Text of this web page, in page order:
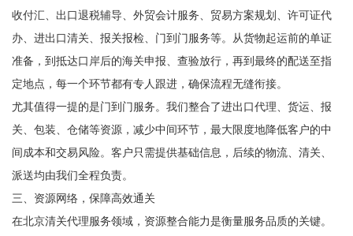
收付汇、出口退税辅导、外贸会计服务、贸易方案规划、许可证代
办、进出口清关、报关报检、门到门服务等。从货物起运前的单证
准备，到抵达口岸后的海关申报、查验放行，再到最终的配送至指
定地点，每一个环节都有专人跟进，确保流程无缝衔接。
尤其值得一提的是门到门服务。我们整合了进出口代理、货运、报
关、包装、仓储等资源，减少中间环节，最大限度地降低客户的中
间成本和交易风险。客户只需提供基础信息，后续的物流、清关、
派送均由我们全程负责。
三、资源网络，保障高效通关
在北京清关代理服务领域，资源整合能力是衡量服务品质的关键。